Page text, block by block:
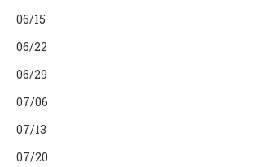
06/15
06/22
06/29
07/06
07/13
07/20